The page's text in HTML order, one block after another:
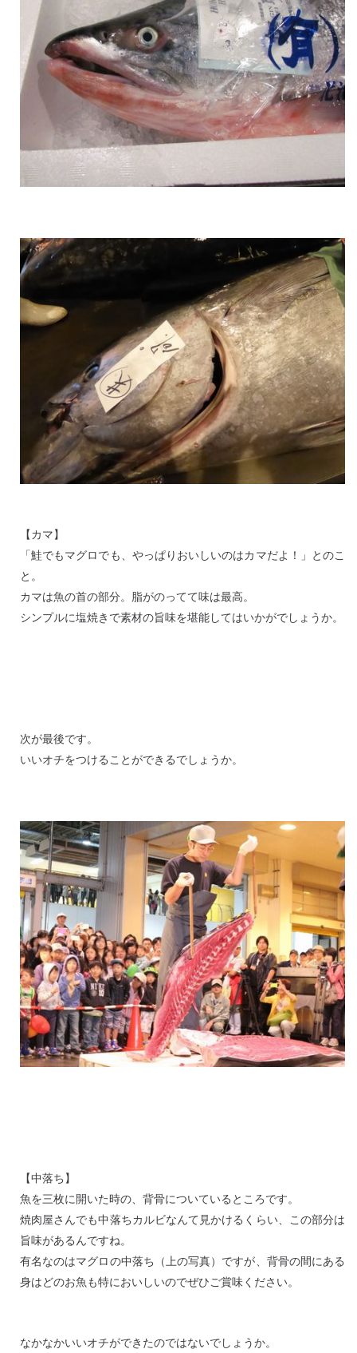
【カマ】
「鮭でもマグロでも、やっぱりおいしいのはカマだよ！」とのこ
と。
カマは魚の首の部分。脂がのってて味は最高。
シンプルに塩焼きで素材の旨味を堪能してはいかがでしょうか。
次が最後です。
いいオチをつけることができるでしょうか。
【中落ち】
魚を三枚に開いた時の、背骨についているところです。
焼肉屋さんでも中落ちカルビなんて見かけるくらい、この部分は
旨味があるんですね。
有名なのはマグロの中落ち（上の写真）ですが、背骨の間にある
身はどのお魚も特においしいのでぜひご賞味ください。
なかなかいいオチができたのではないでしょうか。